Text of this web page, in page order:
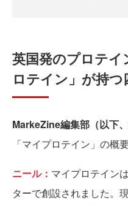
英国発のプロテ
ロテイン」が持
MarkeZine編集部（以下
「マイプロテイン」の概
ニール： マイプロテイン
ターで創設されました。